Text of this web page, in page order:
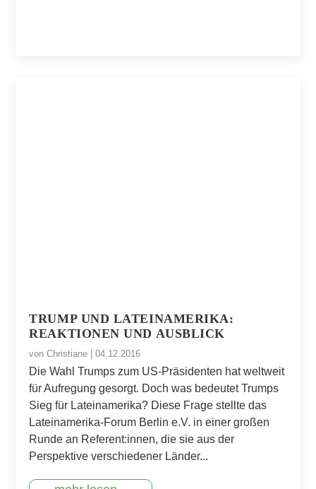
TRUMP UND LATEINAMERIKA:
REAKTIONEN UND AUSBLICK
vonChristiane |04.12.2016
Die Wahl Trumps zum US-Präsidenten hat weltweit
für Aufregung gesorgt. Doch was bedeutet Trumps
Sieg für Lateinamerika? Diese Frage stellte das
Lateinamerika-Forum Berlin e.V. in einer großen
Runde an Referent:innen, die sie aus der
Perspektive verschiedener Länder...